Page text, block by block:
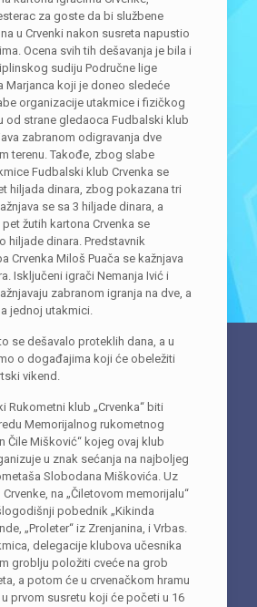
za goste da bi službene
u Crvenki nakon susreta napustio
Ocena svih tih dešavanja je bila i
sudiju Područne lige
Marjanca koji je doneo sledeće
organizacije utakmice i fizičkog
od strane gledaoca Fudbalski klub
zabranom odigravanja dve
terenu. Takođe, zbog slabe
Fudbalski klub Crvenka se
hiljada dinara, zbog pokazana tri
se sa 3 hiljade dinara, a
žutih kartona Crvenka se
hiljade dinara. Predstavnik
Crvenka Miloš Puača se kažnjava
Isključeni igrači Nemanja Ivić i
zabranom igranja na dve, a
jednoj utakmici.
se dešavalo proteklih dana, a u
o događajima koji će obeležiti
vikend.
Rukometni klub „Crvenka“ biti
Memorijalnog rukometnog
Čile Mišković“ kojeg ovaj klub
u znak sećanja na najboljeg
Slobodana Miškovića. Uz
na „Čiletovom memorijalu“
pobednik „Kikinda
„Proleter“ iz Zrenjanina, i Vrbas.
delegacije klubova učesnika
groblju položiti cveće na grob
a potom će u crvenačkom hramu
prvom susretu koji će početi u 16